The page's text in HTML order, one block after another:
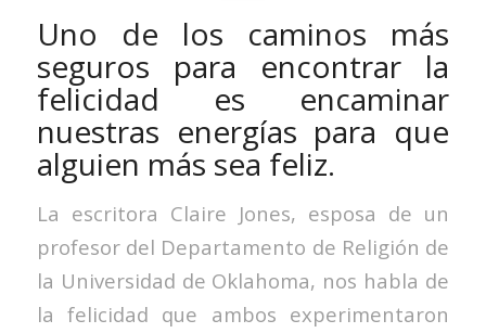
Uno de los caminos más
seguros para encontrar la
felicidad es encaminar
nuestras energías para que
alguien más sea feliz.
La escritora Claire Jones, esposa de un
profesor del Departamento de Religión de
la Universidad de Oklahoma, nos habla de
la felicidad que ambos experimentaron